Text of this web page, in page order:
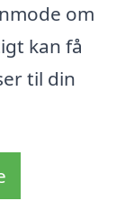
om
kan få
til din